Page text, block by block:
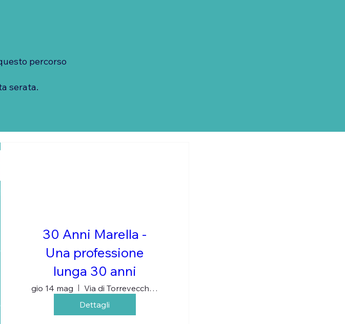
percorso
serata.
30 Anni Marella -
Una professione
lunga 30 anni
gio 14 mag
Via di Torrevecchia, 901
Dettagli